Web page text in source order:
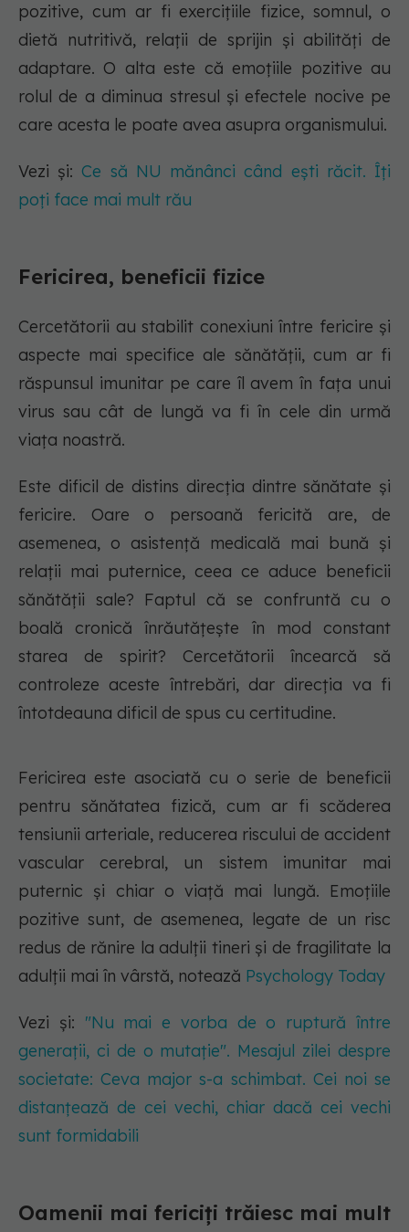
pozitive, cum ar fi exercițiile fizice, somnul, o
dietă nutritivă, relații de sprijin și abilități de
adaptare. O alta este că emoțiile pozitive au
rolul de a diminua stresul și efectele nocive pe
care acesta le poate avea asupra organismului.
Vezi și:Ce să NU mănânci când ești răcit. Îți
poți face mai mult rău
Fericirea, beneficii fizice
Cercetătorii au stabilit conexiuni între fericire și
aspecte mai specifice ale sănătății, cum ar fi
răspunsul imunitar pe care îl avem în fața unui
virus sau cât de lungă va fi în cele din urmă
viața noastră.
Este dificil de distins direcția dintre sănătate și
fericire. Oare o persoană fericită are, de
asemenea, o asistență medicală mai bună și
relații mai puternice, ceea ce aduce beneficii
sănătății sale? Faptul că se confruntă cu o
boală cronică înrăutățește în mod constant
starea de spirit? Cercetătorii încearcă să
controleze aceste întrebări, dar direcția va fi
întotdeauna dificil de spus cu certitudine.
Fericirea este asociată cu o serie de beneficii
pentru sănătatea fizică, cum ar fi scăderea
tensiunii arteriale, reducerea riscului de accident
vascular cerebral, un sistem imunitar mai
puternic și chiar o viață mai lungă. Emoțiile
pozitive sunt, de asemenea, legate de un risc
redus de rănire la adulții tineri și de fragilitate la
adulții mai în vârstă, notează Psychology Today
Vezi și: "Nu mai e vorba de o ruptură între
generații, ci de o mutație". Mesajul zilei despre
societate: Ceva major s-a schimbat. Cei noi se
distanțează de cei vechi, chiar dacă cei vechi
sunt formidabili
Oamenii mai fericiți trăiesc mai mult